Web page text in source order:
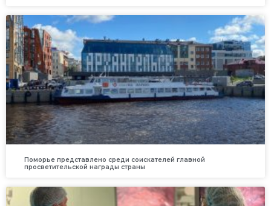
Поморье представлено среди соискателей главной
просветительской награды страны